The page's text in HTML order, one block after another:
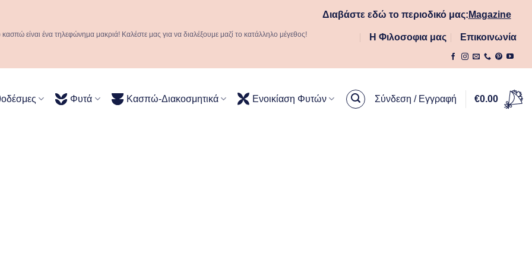
κασπώ είναι ένα τηλεφώνημα μακριά! Καλέστε μας για να διαλέξουμε μαζί το κατάλληλο μέγεθος!
Διαβάστε εδώ το περιοδικό μας: Magazine
Η Φιλοσοφια μας Επικοινωνία
Φυτά Κασπώ-Διακοσμητικά Ενοικίαση Φυτών Σύνδεση / Εγγραφή €0.00